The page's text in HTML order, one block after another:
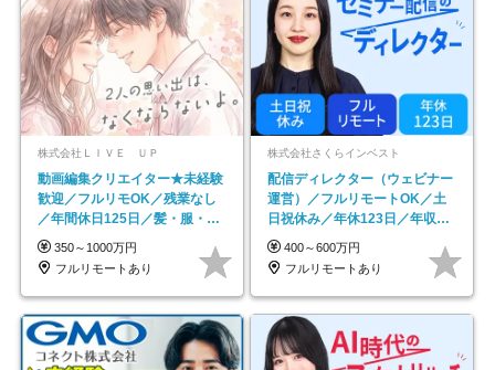
株式会社ＬＩＶＥ ＵＰ
動画編集クリエイター★未経験
歓迎／フルリモOK／残業なし
／年間休日125日／髪・服・ネ
イル自由／研修充実で安心
350～1000万円
フルリモートあり
株式会社さくらインベスト
配信ディレクター（ウェビナー
運営）／フルリモートOK／土
日祝休み／年休123日／年収
600万円可
400～600万円
フルリモートあり